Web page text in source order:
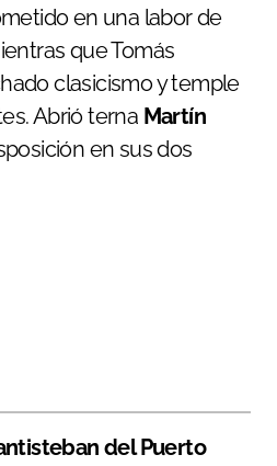
en una labor de
que Tomás
clasicismo y temple
Abrió terna Martín
en sus dos
del Puerto